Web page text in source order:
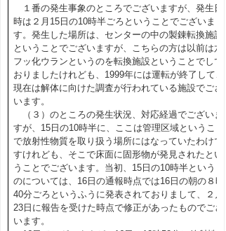
１番の発生事象のところでございますが、発生日
時は２月15日の10時半ごろということでございま
す。発生した場所は、センターの中の製錬転換施設
ということでございますが、こちらの方は以前は六
フッ化ウランというのを転換施設ということでして
おりましたけれども、1999年には運転が終了して、
現在は解体に向けた調査が行われている施設でござ
います。
（３）のところの発生状況、対応経過でございま
すが、15日の10時半に、ここは管理区域ということ
で放射性物質を取り扱う場所にはなっていたわけで
すけれども、そこで床面に固形物が発見されたとい
うことでございます。当初、15日の10時半というも
のについては、16日の通報時点では16日の朝の８時
40分ごろというふうに発表されておりまして、２月
23日に報告を受けた時点で修正があったものでござ
います。